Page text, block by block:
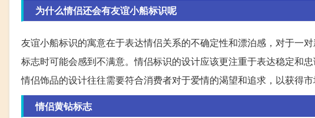
为什么情侣还会有友谊小船标识呢
友谊小船标识的寓意在于表达情侣关系的不确定性和漂泊感，对于一
标志时可能会感到不满意。情侣标识的设计应该更注重于表达稳定和
情侣饰品的设计往往需要符合消费者对于爱情的渴望和追求，以获得市
情侣黄钻标志